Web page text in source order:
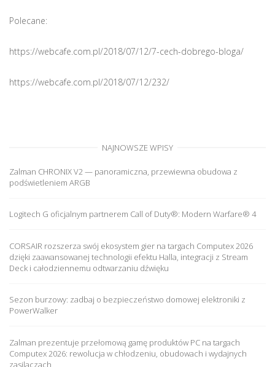
Polecane:
https://webcafe.com.pl/2018/07/12/7-cech-dobrego-bloga/
https://webcafe.com.pl/2018/07/12/232/
NAJNOWSZE WPISY
Zalman CHRONIX V2 — panoramiczna, przewiewna obudowa z
podświetleniem ARGB
Logitech G oficjalnym partnerem Call of Duty®: Modern Warfare® 4
CORSAIR rozszerza swój ekosystem gier na targach Computex 2026
dzięki zaawansowanej technologii efektu Halla, integracji z Stream
Deck i całodziennemu odtwarzaniu dźwięku
Sezon burzowy: zadbaj o bezpieczeństwo domowej elektroniki z
PowerWalker
Zalman prezentuje przełomową gamę produktów PC na targach
Computex 2026: rewolucja w chłodzeniu, obudowach i wydajnych
zasilaczach